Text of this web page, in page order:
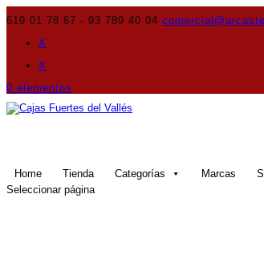
619 01 78 67 - 93 789 40 04
X
X
0 elementos
Home Tienda Categorías Marcas
Seleccionar página